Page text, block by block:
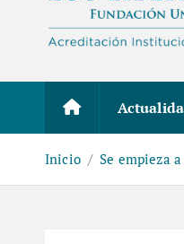
t
n
Inicio Se empieza